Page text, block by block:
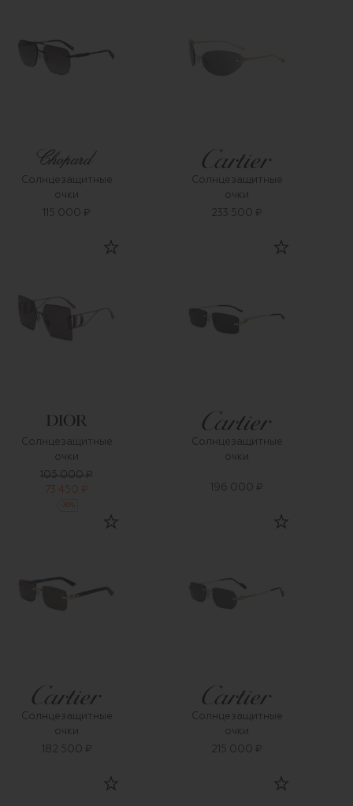
Солнцезащитные
очки
115 000 ₽
Солнцезащитные
очки
233 500 ₽
Солнцезащитные
очки
105 000 ₽
73 450 ₽
%
Солнцезащитные
очки
196 000 ₽
Солнцезащитные
очки
182 500 ₽
Солнцезащитные
очки
215 000 ₽